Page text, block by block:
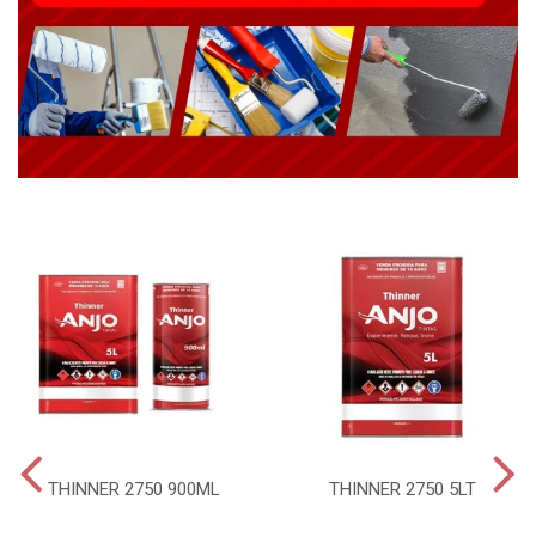
THINNER 2750 900ML THINNER 2750 5LT